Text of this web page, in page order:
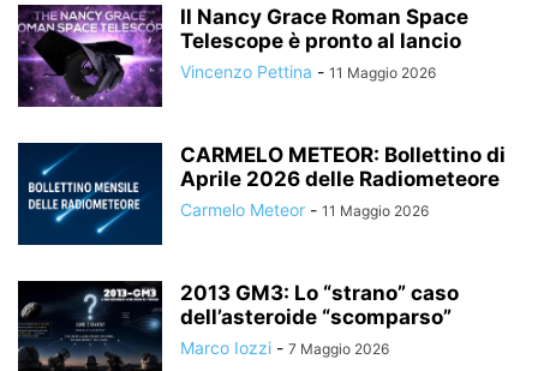
Il Nancy Grace Roman Space
Telescope è pronto al lancio
Vincenzo Pettina - 11 Maggio 2026
CARMELO METEOR: Bollettino di
Aprile 2026 delle Radiometeore
Carmelo Meteor - 11 Maggio 2026
2013 GM3: Lo “strano” caso
dell’asteroide “scomparso”
Marco Iozzi - 7 Maggio 2026